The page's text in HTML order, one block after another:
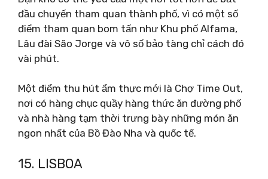
đầu chuyến tham quan thành phố, vì có một số
điểm tham quan bom tấn như Khu phố Alfama,
Lâu đài São Jorge và vô số bảo tàng chỉ cách đó
vài phút.
Một điểm thu hút ẩm thực mới là Chợ Time Out,
nơi có hàng chục quầy hàng thức ăn đường phố
và nhà hàng tạm thời trưng bày những món ăn
ngon nhất của Bồ Đào Nha và quốc tế.
15. LISBOA